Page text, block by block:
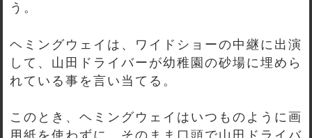
う。
ヘミングウェイは、ワイドショーの中継に出演
して、山田ドライバーが幼稚園の砂場に埋めら
れている事を言い当てる。
このとき、ヘミングウェイはいつものように画
用紙を使わずに、そのまま口頭で山田ドライバ